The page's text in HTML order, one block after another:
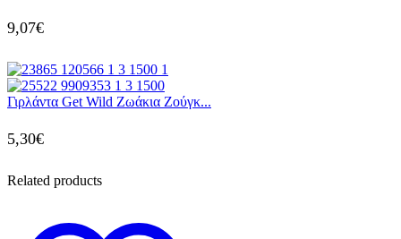
9,07€
Γιρλάντα Get Wild Ζωάκια Ζούγκ...
5,30€
Related products